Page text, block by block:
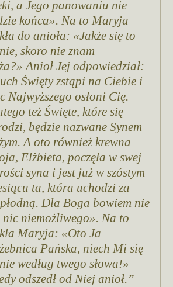
a Jego panowaniu nie
końca». Na to Maryja
do anioła: «Jakże się to
skoro nie znam
Anioł Jej odpowiedział:
Święty zstąpi na Ciebie i
Najwyższego osłoni Cię.
też Święte, które się
będzie nazwane Synem
A oto również krewna
Elżbieta, poczęła w swej
syna i jest już w szóstym
ta, która uchodzi za
Dla Boga bowiem nie
nic niemożliwego». Na to
Maryja: «Oto Ja
Pańska, niech Mi się
według twego słowa!»
odszedł od Niej anioł.